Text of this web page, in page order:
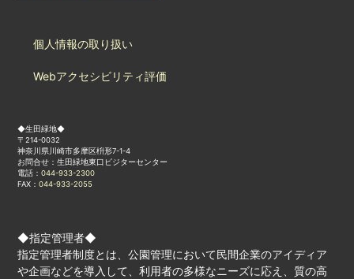
個人情報の取り扱い
Webアクセシビリティ評価
◆生田緑地◆
〒214-0032
神奈川県川崎市多摩区枡形7-1-4
お問合せ：生田緑地東口ビジターセンター
電話：044-933-2300
FAX：044-933-2055
◆指定管理者◆
指定管理者制度とは、公園管理において民間企業のアイディア
や企画などを導入して、利用者の多様なニーズに応え、質の高